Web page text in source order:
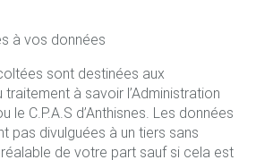
à vos données
sont destinées aux
à savoir l’Administration
le C.P.A.S d’Anthisnes. Les données
pas divulguées à un tiers sans
de votre part sauf si cela est